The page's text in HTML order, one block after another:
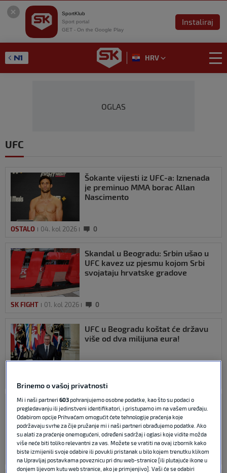
SportKlub
Sport portal
GET - On the Google Play
Instaliraj
HRV
OGLAS
UFC
Šokante vijesti iz UFC-a: Iznenada
je preminuo MMA borac Allan
Nascimento
OSTALO 04. kol 2026 0
Skandal u Beogradu: Srbin ušao u
UFC kavez uz pjesmu kojom Srbi
svojataju hrvatske gradove
SK FIGHT 01. kol 2026 0
UFC u Beogradu koštat će državu
više od dva milijuna eura!
Borba za zaborav: Povratak
McGregora u oktogon je trajao tek
minutu
SK FIGHT 12. srp 2026 0
Brinemo o vašoj privatnosti
Mi i naši partneri603pohranjujemo osobne podatke, kao što su podaci o
pregledavanju ili jedinstveni identifikatori, i pristupamo im na vašem uređaju.
Odabirom opcije Prihvaćam omogućit ćete tehnologije praćenja koje
podržavaju svrhe za čije pružanje mi i naši partneri obrađujemo podatke. Ako
su alati za praćenje onemogućeni, određeni sadržaj i oglasi koje vidite možda
više neće biti toliko relevantni za vas. Možete se vratiti na ovaj izbornik kako
biste izmijenili svoje odabire ili povukli pristanak u bilo kojem trenutku klikom
na Upravljaj postavkama poveznicu pri dnu web-stranice [ili plutajuće ikone u
donjem lijevom kutu web stranice, ako je primjenjivo]. Vaši će se odabiri